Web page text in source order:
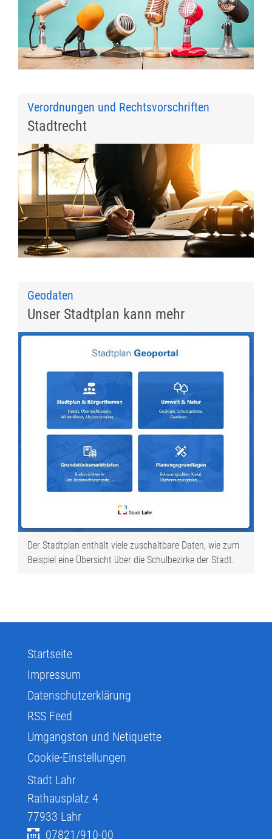
Verordnungen und Rechtsvorschriften
Stadtrecht
Geodaten
Unser Stadtplan kann mehr
Der Stadtplan enthält viele zuschaltbare Daten, wie zum
Beispiel eine Übersicht über die Schulbezirke der Stadt.
Startseite
Impressum
Datenschutzerklärung
RSS Feed
Umgangston und Netiquette
Cookie-Einstellungen
Stadt Lahr
Rathausplatz 4
77933 Lahr
07821/910-00